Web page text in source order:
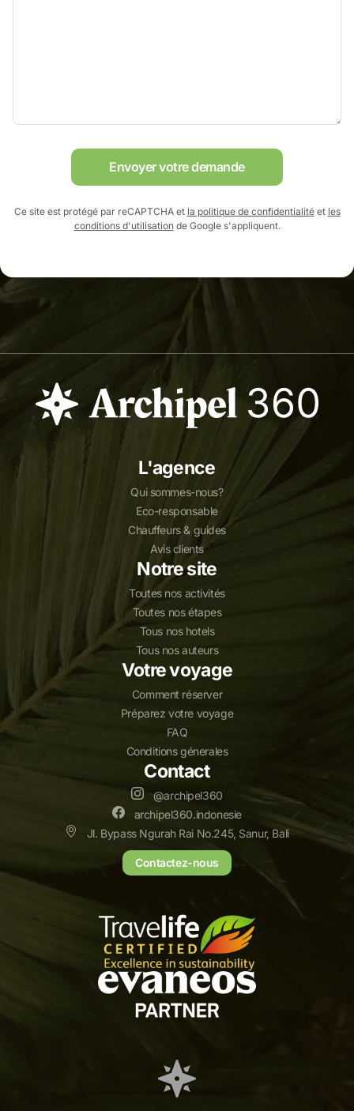
Envoyer votre demande
Ce site est protégé par reCAPTCHA et la politique de confidentialitéet les
conditions d'utilisationde Google s'appliquent.
L'agence
Qui sommes-nous?
Eco-responsable
Chauffeurs & guides
Avis clients
Notre site
Toutes nos activités
Toutes nos étapes
Tous nos hotels
Tous nos auteurs
Votre voyage
Comment réserver
Préparez votre voyage
FAQ
Conditions génerales
Contact
@archipel360
archipel360.indonesie
Jl. Bypass Ngurah Rai No.245, Sanur, Bali
Contactez-nous